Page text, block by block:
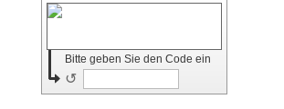
Bitte geben Sie den Code ein
↺